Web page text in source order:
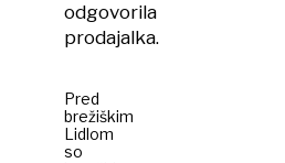
odgovorila
prodajalka.
Pred
brežiškim
Lidlom
so